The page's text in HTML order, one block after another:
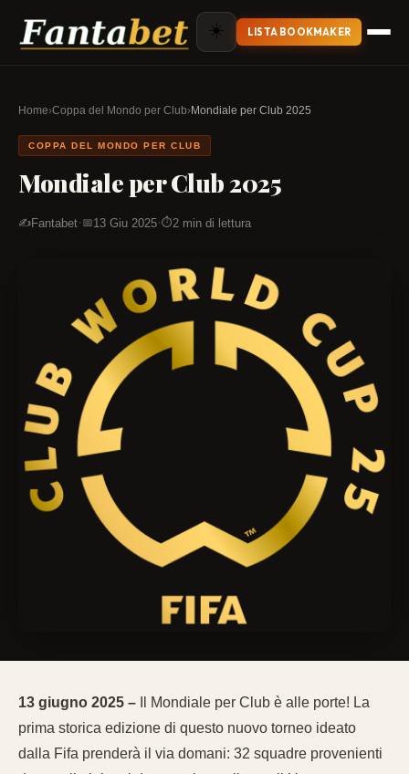
☀️ LISTA BOOKMAKER
Home›Coppa del Mondo per Club›Mondiale per Club 2025
COPPA DEL MONDO PER CLUB
Mondiale per Club 2025
✍️Fantabet· 📅13 Giu 2025·⏱️2 min di lettura
13 giugno 2025 – Il Mondiale per Club è alle porte! La
prima storica edizione di questo nuovo torneo ideato
dalla Fifa prenderà il via domani: 32 squadre provenienti